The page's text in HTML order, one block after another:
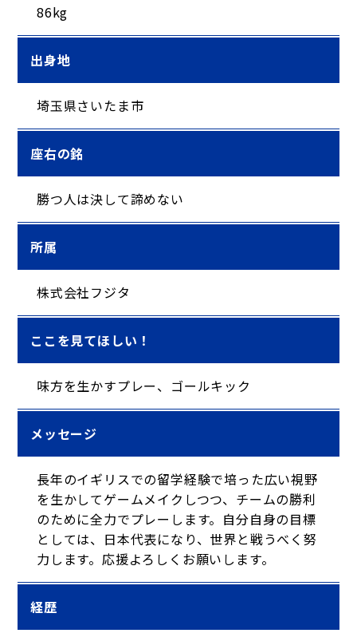
86kg
出身地
埼玉県さいたま市
座右の銘
勝つ人は決して諦めない
所属
株式会社フジタ
ここを見てほしい！
味方を生かすプレー、ゴールキック
メッセージ
長年のイギリスでの留学経験で培った広い視野
を生かしてゲームメイクしつつ、チームの勝利
のために全力でプレーします。自分自身の目標
としては、日本代表になり、世界と戦うべく努
力します。応援よろしくお願いします。
経歴